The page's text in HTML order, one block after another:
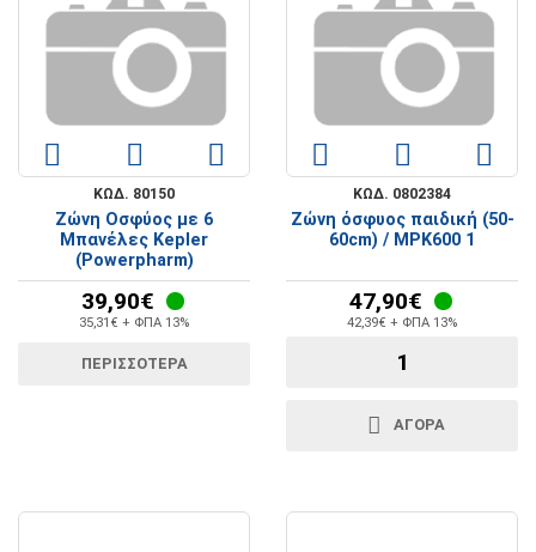
ΚΩΔ. 80150
Ζώνη Οσφύος με 6
Μπανέλες Kepler
(Powerpharm)
39,90€
35,31€ + ΦΠΑ 13%
ΠΕΡΙΣΣΟΤΕΡΑ
ΚΩΔ. 0802384
Ζώνη όσφυος παιδική (50-
60cm) / MPK600 1
47,90€
42,39€ + ΦΠΑ 13%
ΑΓΟΡΑ